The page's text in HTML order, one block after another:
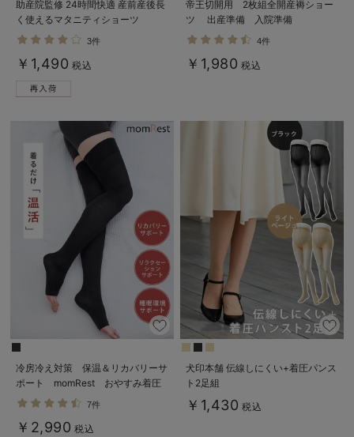
助産院監修 24時間快適 産前産後長
く使えるマタニティショーツ
3件
￥1,490 税込
帝王切開用 2枚組全開産褥ショー
ツ 出産準備 入院準備
4件
￥1,980 税込
冷房冷え対策 保温＆リカバリーサ
ポート momRest おやすみ着圧
ソックス efe×ANGELIEBEコラ
ボ 光電子 日本製
7件
￥2,990 税込
犬印本舗 伝線しにくい+着圧パンス
ト2足組
￥1,430 税込